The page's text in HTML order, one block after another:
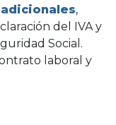
,
del IVA y
Social.
laboral y